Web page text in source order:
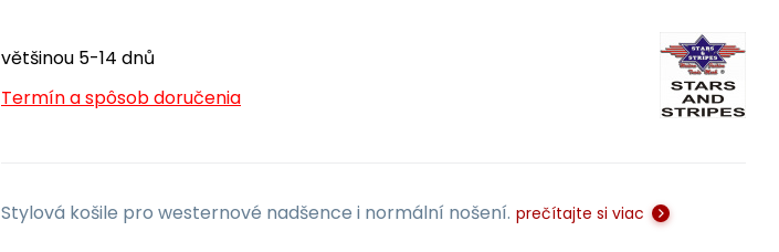
většinou 5-14 dnů
Termín a spôsob doručenia
Stylová košile pro westernové nadšence i normální nošení. prečítajte si viac